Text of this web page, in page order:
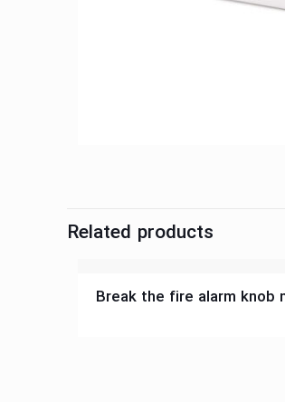
Related products
فنی روی تصویر کلیک کنید
Break the fire alarm knob